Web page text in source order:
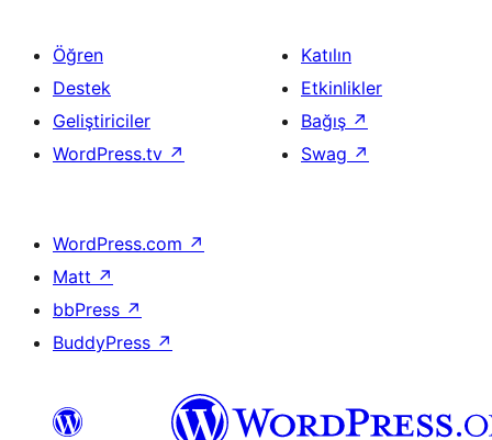
Öğren
Destek
Geliştiriciler
WordPress.tv ↗
Katılın
Etkinlikler
Bağış ↗
Swag ↗
WordPress.com ↗
Matt ↗
bbPress ↗
BuddyPress ↗